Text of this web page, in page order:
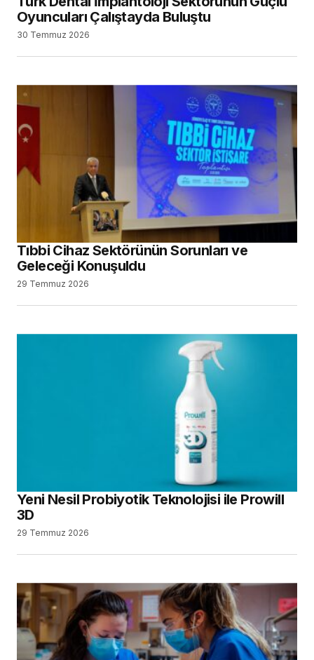
Oyuncuları Çalıştayda Buluştu
30 Temmuz 2026
Tıbbi Cihaz Sektörünün Sorunları ve
Geleceği Konuşuldu
29 Temmuz 2026
Yeni Nesil Probiyotik Teknolojisi ile Prowill
3D
29 Temmuz 2026